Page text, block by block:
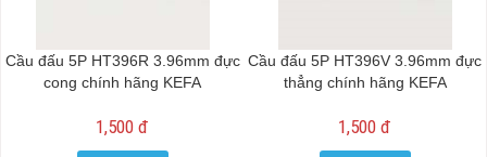
Cầu đấu 5P HT396R 3.96mm đực
cong chính hãng KEFA
1,500 đ
Cầu đấu 5P HT396V 3.96mm đực
thẳng chính hãng KEFA
1,500 đ